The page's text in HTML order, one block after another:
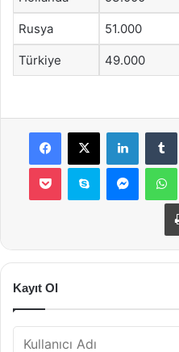
Rusya 51.000
Türkiye 49.000
Facebook
X LinkedIn
Pocket Skype
Kayıt Ol